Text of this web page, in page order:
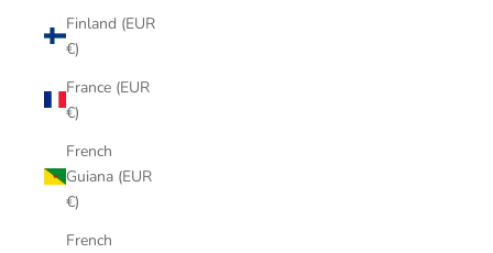
Finland (EUR
€)
France (EUR
€)
French
Guiana (EUR
€)
French